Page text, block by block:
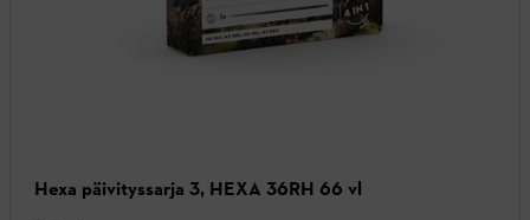
Hexa päivityssarja 3, HEXA 36RH 66 vl